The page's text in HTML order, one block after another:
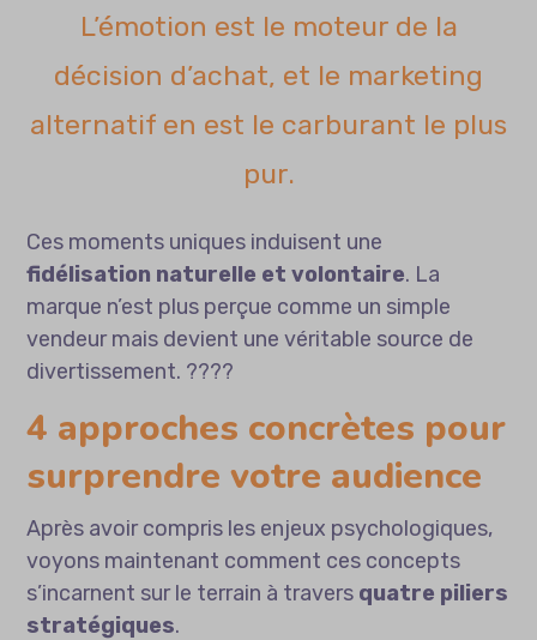
L’émotion est le moteur de la
décision d’achat, et le marketing
alternatif en est le carburant le plus
pur.
Ces moments uniques induisent une
fidélisation naturelle et volontaire. La
marque n’est plus perçue comme un simple
vendeur mais devient une véritable source de
divertissement. ????
4 approches concrètes pour
surprendre votre audience
Après avoir compris les enjeux psychologiques,
voyons maintenant comment ces concepts
s’incarnent sur le terrain à travers quatre piliers
stratégiques.